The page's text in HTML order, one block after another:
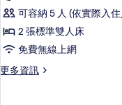
魔
幻
蜜
的
可容納 5 人 (依實際入
2 張標準雙人床
免費無線上網
更多資訊
更